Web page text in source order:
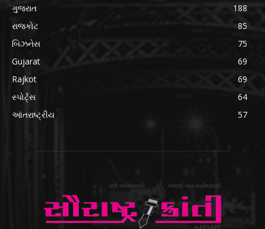
ગુજરાત
188
રાજકોટ
85
બિઝનેસ
75
Gujarat
69
Rajkot
69
સ્પોર્ટ્સ
64
આંતરાષ્ટ્રીય
57